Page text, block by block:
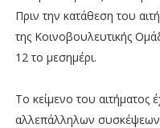
Πριν την κατάθεση του
της Κοινοβουλευτικής
12 το μεσημέρι.
Το κείμενο του αιτήματος
αλλεπάλληλων συσκέψεων